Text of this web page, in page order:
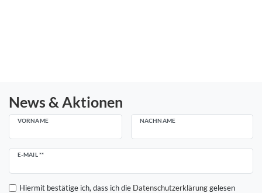
News & Aktionen
VORNAME NACHNAME
E-MAIL **
Newsletter
Hiermit bestätige ich, dass ich die Daten­schutz­erklärunggelesen